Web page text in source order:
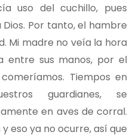
uso del cuchillo, pues
Por tanto, el hambre
Mi madre no veía la hora
entre sus manos, por el
Tiempos en
guardianes, se
en aves de corral.
eso ya no ocurre, así que